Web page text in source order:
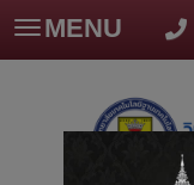
Toggle
navigation
MENU